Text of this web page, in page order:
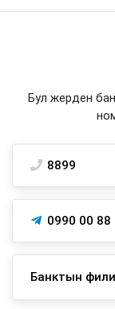
Бул жерден
8899
0990 00 88
Банктын